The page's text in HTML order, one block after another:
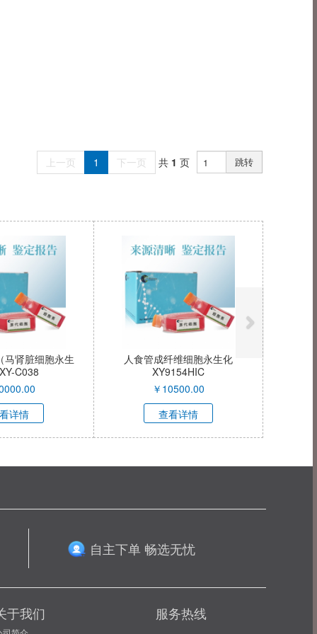
上一页 1 下一页 共 1 页 跳转
肾脏细胞永生
C038
详情
人食管成纤维细胞永生化
XY9154HIC
￥ 10500.00
查看详情
自主下单 畅选无忧
于我们
服务热线